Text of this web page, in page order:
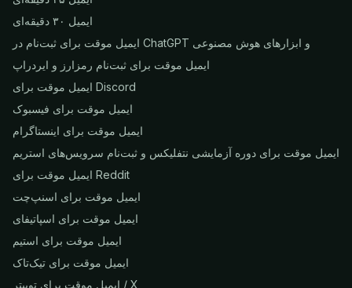
ایمیل ۳۰ دقیقه‌ای
ایمیل موقت برای ثبت‌نام در ChatGPT و ابزارهای هوش مصنوعی
ایمیل موقت برای ثبت‌نام رمزارز و ایردراپ
ایمیل موقت برای Discord
ایمیل موقت برای فیسبوک
ایمیل موقت برای اینستاگرام
ایمیل موقت برای دوره آزمایشی نتفلیکس و ثبت‌نام سرویس‌های استریم
ایمیل موقت برای Reddit
ایمیل موقت برای اسنپ‌چت
ایمیل موقت برای اسپاتیفای
ایمیل موقت برای استیم
ایمیل موقت برای تیک‌تاک
ایمیل موقت برای توییتر / X